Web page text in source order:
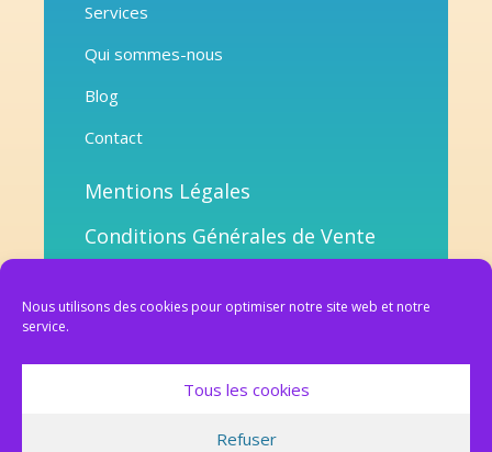
Nous utilisons des cookies pour optimiser notre site web et notre
service.
Tous les cookies
Refuser
Services
Qui sommes-nous
Blog
Contact
Mentions Légales
Conditions Générales de Vente